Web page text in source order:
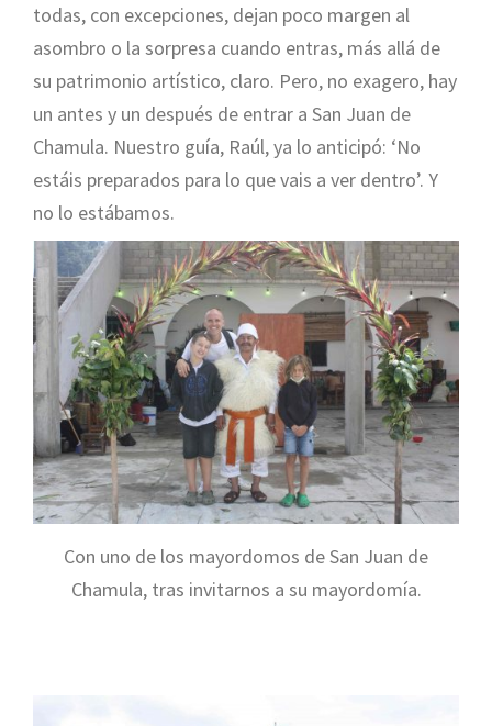
todas, con excepciones, dejan poco margen al
asombro o la sorpresa cuando entras, más allá de
su patrimonio artístico, claro. Pero, no exagero, hay
un antes y un después de entrar a San Juan de
Chamula. Nuestro guía, Raúl, ya lo anticipó: ‘No
estáis preparados para lo que vais a ver dentro’. Y
no lo estábamos.
Con uno de los mayordomos de San Juan de
Chamula, tras invitarnos a su mayordomía.